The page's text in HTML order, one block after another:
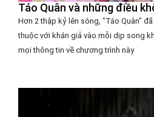
Táo Quân và những điều
Hơn 2 thập kỷ lên sóng, "Táo Quân"
thuộc với khán giả vào mỗi dịp song
mọi thông tin về chương trình này